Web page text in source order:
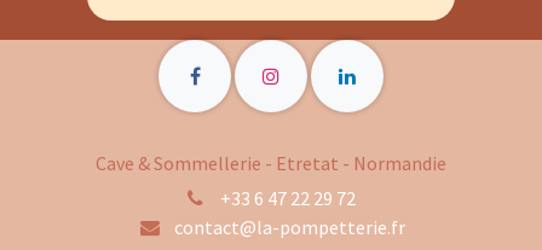
Cave & Sommellerie - Etretat - Normandie
+33 6 47 22 29 72
contact@la-pompetterie.fr